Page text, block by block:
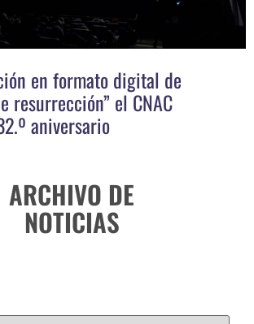
en formato digital de
resurrección” el CNAC
aniversario
ARCHIVO DE
NOTICIAS